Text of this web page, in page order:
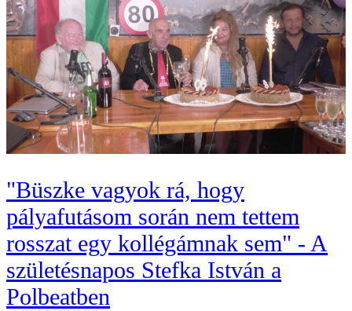
"Büszke vagyok rá, hogy
pályafutásom során nem tettem
rosszat egy kollégámnak sem" - A
születésnapos Stefka István a
Polbeatben